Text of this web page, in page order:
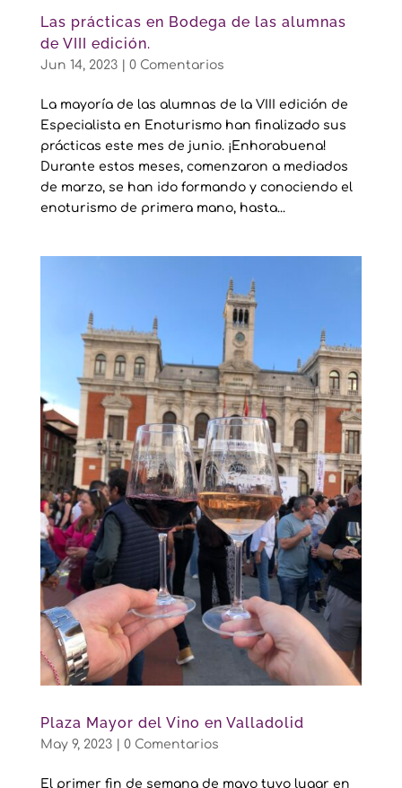
Las prácticas en Bodega de las alumnas
de VIII edición.
Jun 14, 2023| 0 Comentarios
La mayoría de las alumnas de la VIII edición de
Especialista en Enoturismo han finalizado sus
prácticas este mes de junio. ¡Enhorabuena!
Durante estos meses, comenzaron a mediados
de marzo, se han ido formando y conociendo el
enoturismo de primera mano, hasta...
Plaza Mayor del Vino en Valladolid
May 9, 2023| 0 Comentarios
El primer fin de semana de mayo tuvo lugar en